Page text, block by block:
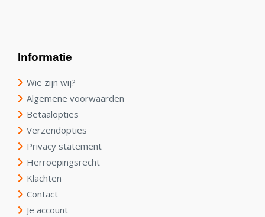
Informatie
Wie zijn wij?
Algemene voorwaarden
Betaalopties
Verzendopties
Privacy statement
Herroepingsrecht
Klachten
Contact
Je account